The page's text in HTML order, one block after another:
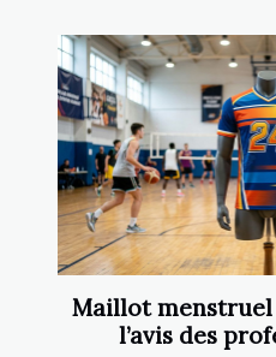
Maillot
l’avis des